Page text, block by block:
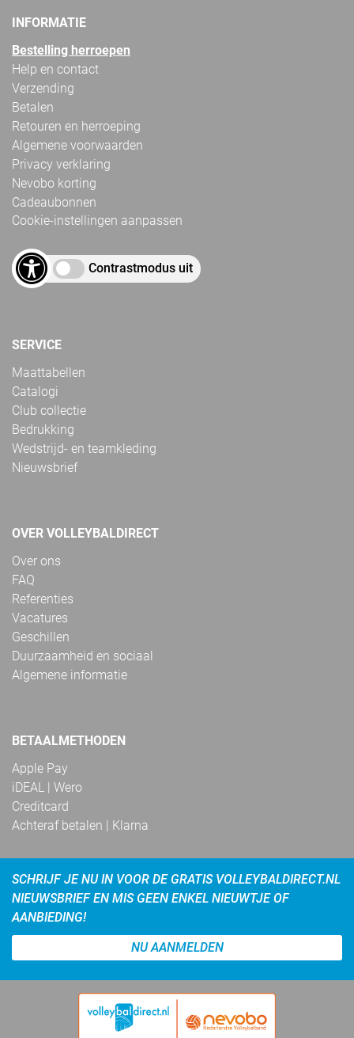
INFORMATIE
Bestelling herroepen
Help en contact
Verzending
Betalen
Retouren en herroeping
Algemene voorwaarden
Privacy verklaring
Nevobo korting
Cadeaubonnen
Cookie-instellingen aanpassen
Contrastmodus uit
SERVICE
Maattabellen
Catalogi
Club collectie
Bedrukking
Wedstrijd- en teamkleding
Nieuwsbrief
OVER VOLLEYBALDIRECT
Over ons
FAQ
Referenties
Vacatures
Geschillen
Duurzaamheid en sociaal
Algemene informatie
BETAALMETHODEN
Apple Pay
iDEAL | Wero
Creditcard
Achteraf betalen | Klarna
SCHRIJF JE NU IN VOOR DE GRATIS VOLLEYBALDIRECT.NL
NIEUWSBRIEF EN MIS GEEN ENKEL NIEUWTJE OF
AANBIEDING!
NU AANMELDEN